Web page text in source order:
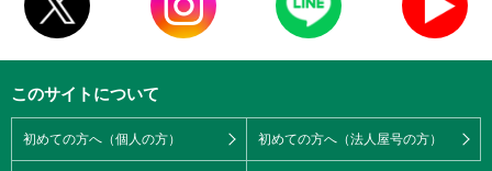
このサイトについて
初めての方へ（個人の方） 初めての方へ（法人屋号の方）